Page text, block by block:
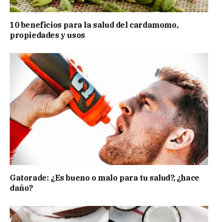
10 beneficios para la salud del cardamomo,
propiedades y usos
Gatorade: ¿Es bueno o malo para tu salud?, ¿hace
daño?